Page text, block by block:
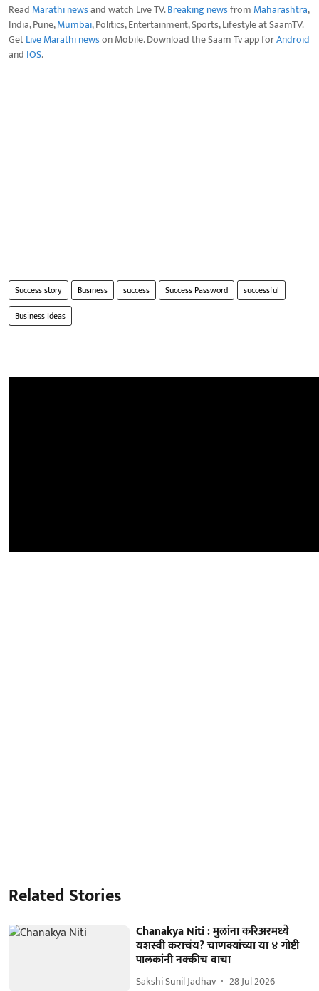
Read Marathi newsand watch Live TV.Breaking newsfrom Maharashtra,
India, Pune,Mumbai, Politics, Entertainment, Sports, Lifestyle at SaamTV.
GetLive Marathi newson Mobile. Download the Saam Tv app forAndroid
and IOS.
Success story Business success Success Password
successful
Business Ideas
Related Stories
Chanakya Niti : मुलांना करिअरमध्ये
यशस्वी कराचंय? चाणक्यांच्या या ४ गोष्टी
पालकांनी नक्कीच वाचा
Sakshi Sunil Jadhav 28 Jul 2026